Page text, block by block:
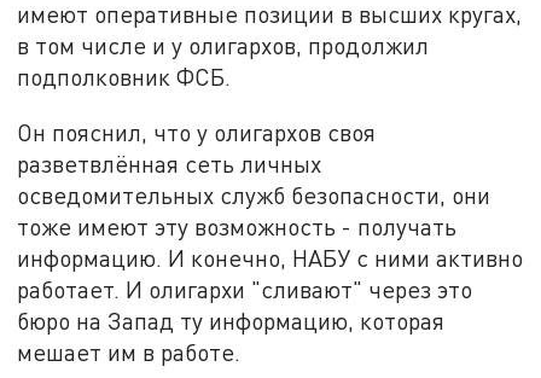
имеют оперативные позиции в высших кругах,
в том числе и у олигархов, продолжил
подполковник ФСБ.
Он пояснил, что у олигархов своя
разветвлённая сеть личных
осведомительных служб безопасности, они
тоже имеют эту возможность - получать
информацию. И конечно, НАБУ с ними активно
работает. И олигархи "сливают" через это
бюро на Запад ту информацию, которая
мешает им в работе.